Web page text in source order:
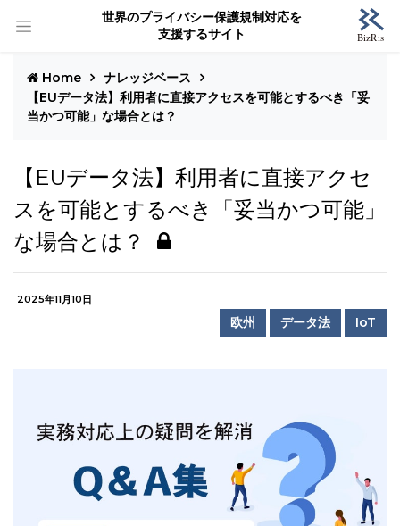
世界のプライバシー保護規制対応を
支援するサイト
Home
ナレッジベース
【EUデータ法】利用者に直接アクセスを可能とするべき「妥
当かつ可能」な場合とは？
【EUデータ法】利用者に直接アクセ
スを可能とするべき「妥当かつ可能」
な場合とは？
2025年11月10日
欧州 データ法 IoT